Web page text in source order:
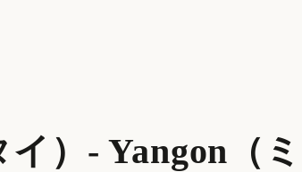
）- Yangon（